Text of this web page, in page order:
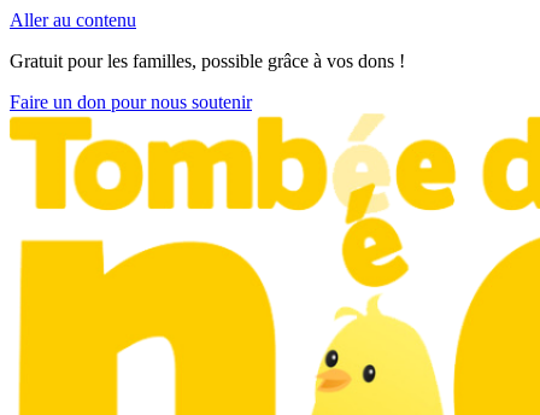
Aller au contenu
Gratuit pour les familles, possible grâce à vos dons !
Faire un don pour nous soutenir